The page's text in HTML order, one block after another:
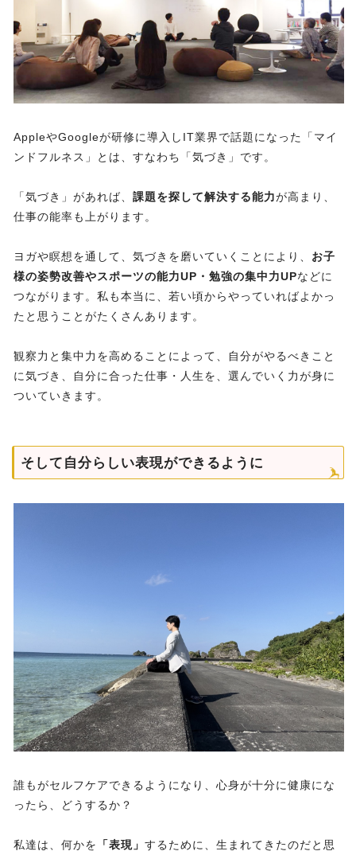
AppleやGoogleが研修に導入しIT業界で話題になった「マイ
ンドフルネス」とは、すなわち「気づき」です。
「気づき」があれば、 課題を探して解決する能力が高まり、
仕事の能率も上がります。
ヨガや瞑想を通して、気づきを磨いていくことにより、 お子
様の姿勢改善やスポーツの能力UP・勉強の集中力UPなどに
つながります。私も本当に、若い頃からやっていればよかっ
たと思うことがたくさんあります。
観察力と集中力を高めることによって、自分がやるべきこと
に気づき、自分に合った仕事・人生を、選んでいく力が身に
ついていきます。
そして自分らしい表現ができるように
誰もがセルフケアできるようになり、心身が十分に健康にな
ったら、どうするか？
私達は、何かを 「表現」 するために、生まれてきたのだと思